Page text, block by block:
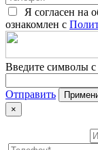
Я согласен на
ознакомлен с
Введите символы с
Отправить
×